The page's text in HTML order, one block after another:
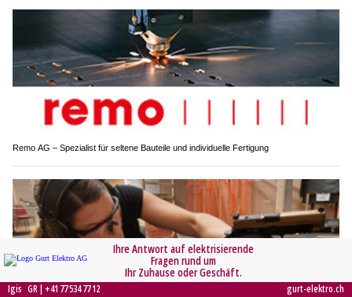
Remo AG – Spezialist für seltene Bauteile und individuelle Fertigung